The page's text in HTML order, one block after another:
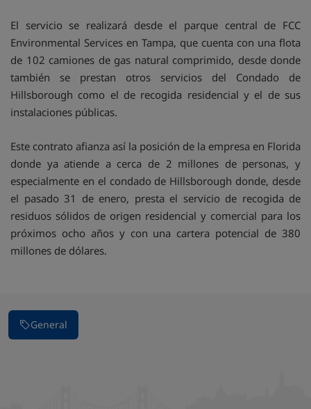
El servicio se realizará desde el parque central de FCC
Environmental Services en Tampa, que cuenta con una flota
de 102 camiones de gas natural comprimido, desde donde
también se prestan otros servicios del Condado de
Hillsborough como el de recogida residencial y el de sus
instalaciones públicas.
Este contrato afianza así la posición de la empresa en Florida
donde ya atiende a cerca de 2 millones de personas, y
especialmente en el condado de Hillsborough donde, desde
el pasado 31 de enero, presta el servicio de recogida de
residuos sólidos de origen residencial y comercial para los
próximos ocho años y con una cartera potencial de 380
millones de dólares.
General